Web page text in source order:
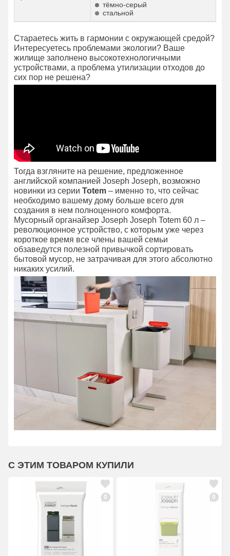
тёмно-серый
стальной
Стараетесь жить в гармонии с окружающей средой?
Интересуетесь проблемами экологии? Ваше
жилище заполнено высокотехнологичными
устройствами, а проблема утилизации отходов до
сих пор не решена?
Тогда взгляните на решение, предложенное
английской компанией Joseph Joseph, возможно
новинки из серии Totem – именно то, что сейчас
необходимо вашему дому больше всего для
создания в нем полноценного комфорта.
Мусорный органайзер Joseph Joseph Totem 60 л –
революционное устройство, с которым уже через
короткое время все члены вашей семьи
обзаведутся полезной привычкой сортировать
бытовой мусор, не затрачивая для этого абсолютно
никаких усилий.
С ЭТИМ ТОВАРОМ КУПИЛИ
0 0